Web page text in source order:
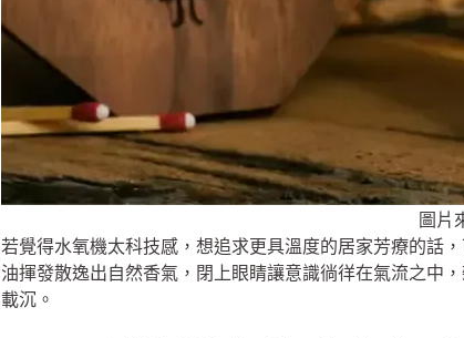
圖片
若覺得水氧機太科技感，想追求更具溫度的居家芳療的話
油揮發散逸出自然香氣，閉上眼睛讓意識徜徉在氣流之中
載沉。